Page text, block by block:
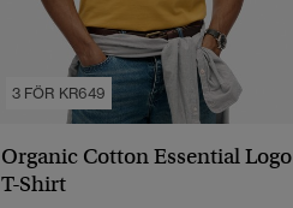
3 FÖR KR649
Organic Cotton Essential Logo
T-Shirt